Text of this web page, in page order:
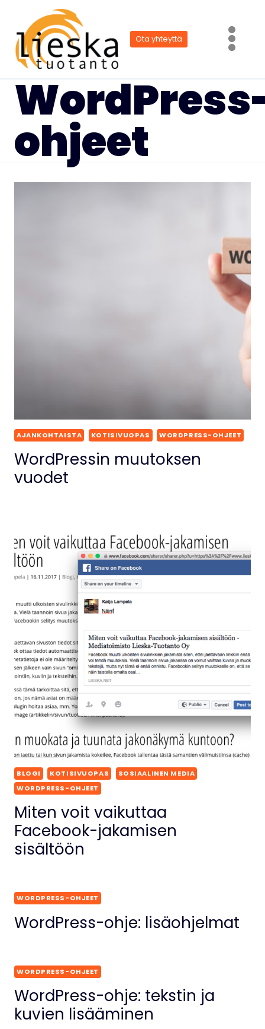
sisältöön
Ota yhteyttä
ohjeet
AJANKOHTAISTA KOTISIVUOPAS WORDPRESS-OHJEET
WordPressin muutoksen
vuodet
BLOGI KOTISIVUOPAS
SOSIAALINEN MEDIA
WORDPRESS-OHJEET
Miten voit vaikuttaa
Facebook-jakamisen
sisältöön
WORDPRESS-OHJEET
WordPress-ohje: lisäohjelmat
WORDPRESS-OHJEET
WordPress-ohje: tekstin ja
kuvien lisääminen